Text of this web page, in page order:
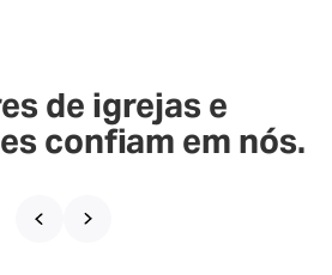
de igrejas e
confiam em nós.